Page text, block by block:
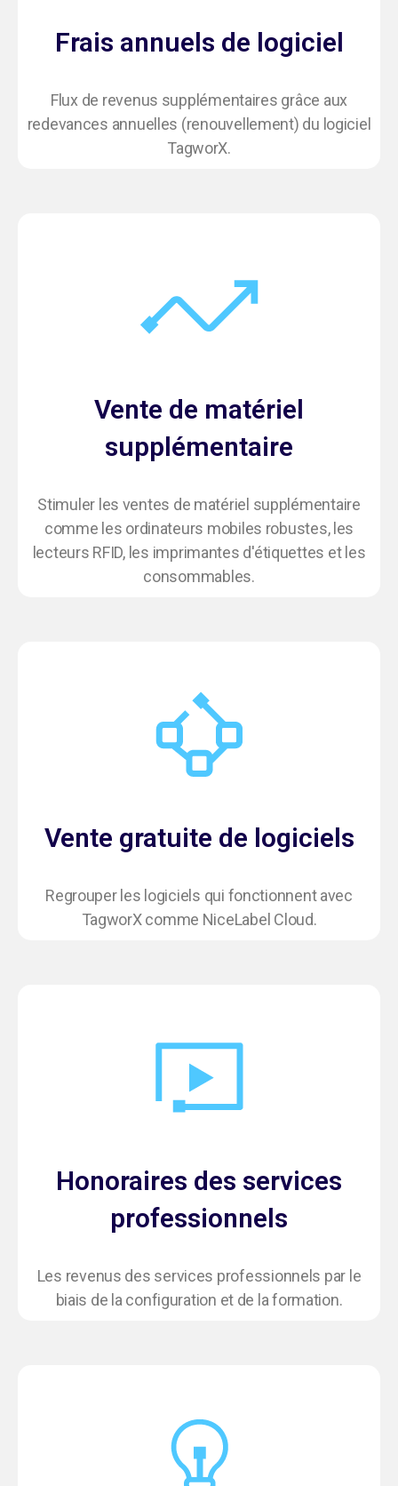
Frais annuels de logiciel
Flux de revenus supplémentaires grâce aux
redevances annuelles (renouvellement) du logiciel
TagworX.
Vente de matériel
supplémentaire
Stimuler les ventes de matériel supplémentaire
comme les ordinateurs mobiles robustes, les
lecteurs RFID, les imprimantes d'étiquettes et les
consommables.
Vente gratuite de logiciels
Regrouper les logiciels qui fonctionnent avec
TagworX comme NiceLabel Cloud.
Honoraires des services
professionnels
Les revenus des services professionnels par le
biais de la configuration et de la formation.